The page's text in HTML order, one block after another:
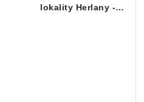
lokality Herlany -